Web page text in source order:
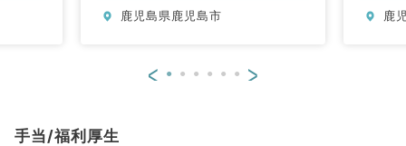
鹿児島県鹿児島市 鹿
< >
手当/福利厚生